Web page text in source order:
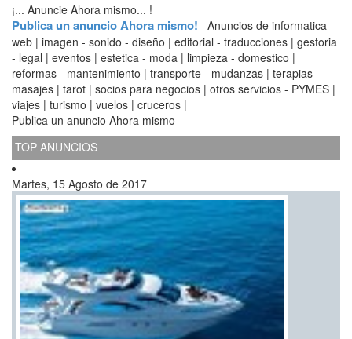
¡... Anuncie Ahora mismo... !
Publica un anuncio Ahora mismo! Anuncios de informatica -
web | imagen - sonido - diseño | editorial - traducciones | gestoria
- legal | eventos | estetica - moda | limpieza - domestico |
reformas - mantenimiento | transporte - mudanzas | terapias -
masajes | tarot | socios para negocios | otros servicios - PYMES |
viajes | turismo | vuelos | cruceros |
Publica un anuncio Ahora mismo
TOP ANUNCIOS
Martes, 15 Agosto de 2017